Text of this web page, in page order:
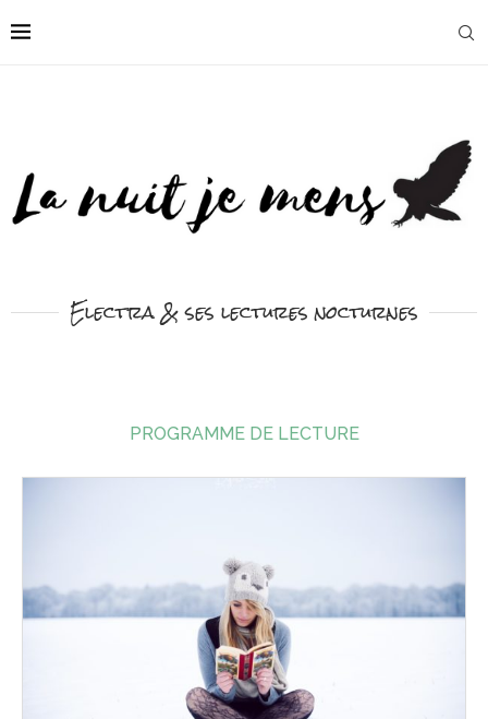
Electra & ses lectures nocturnes
PROGRAMME DE LECTURE